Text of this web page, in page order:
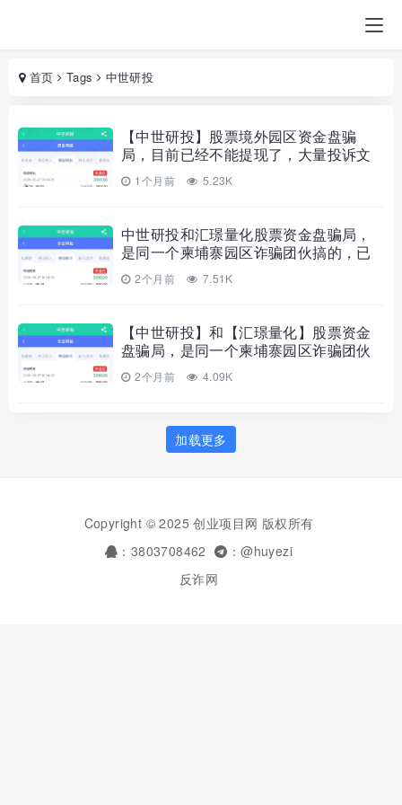
首页 Tags 中世研投
【中世研投】股票境外园区资金盘骗
局，目前已经不能提现了，大量投诉文
章，高度预警，崩盘在即！
1个月前 5.23K
中世研投和汇璟量化股票资金盘骗局，
是同一个柬埔寨园区诈骗团伙搞的，已
经不能提现，即将崩盘跑路！
2个月前 7.51K
【中世研投】和【汇璟量化】股票资金
盘骗局，是同一个柬埔寨园区诈骗团伙
搞的，已经不能提现，即将崩盘跑路！
2个月前 4.09K
加载更多
Copyright © 2025 创业项目网 版权所有
：3803708462
：@huyezi
反诈网